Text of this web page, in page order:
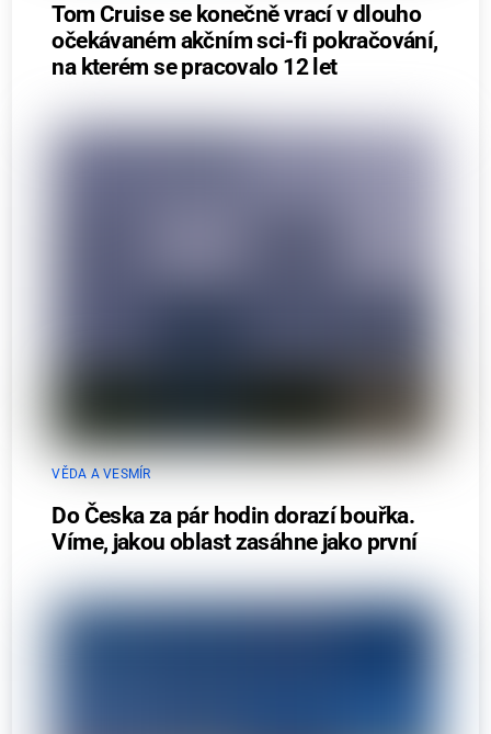
Tom Cruise se konečně vrací v dlouho
očekávaném akčním sci-fi pokračování,
na kterém se pracovalo 12 let
VĚDA A VESMÍR
Do Česka za pár hodin dorazí bouřka.
Víme, jakou oblast zasáhne jako první